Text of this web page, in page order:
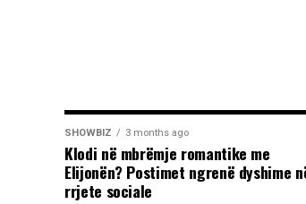
SHOWBIZ 3 months ago
Klodi në mbrëmje romantike me
Elijonën? Postimet ngrenë dyshime
rrjete sociale